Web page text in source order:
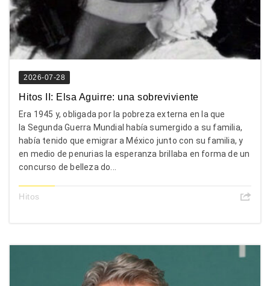
2026-07-28
Hitos II: Elsa Aguirre: una sobreviviente
Era 1945 y, obligada por la pobreza externa en la que
la Segunda Guerra Mundial había sumergido a su familia,
había tenido que emigrar a México junto con su familia, y
en medio de penurias la esperanza brillaba en forma de un
concurso de belleza do...
Hitos